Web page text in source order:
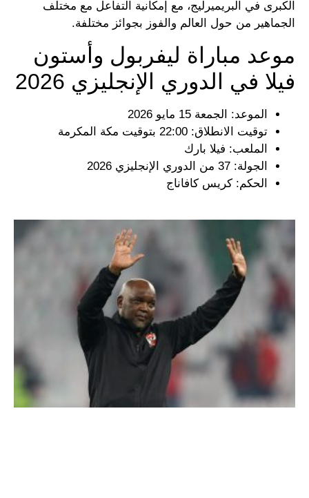
الكبرى في البريميرليج، مع إمكانية التفاعل مع مختلف
الجماهير من حول العالم والفوز بجوائز مختلفة.
موعد مباراة ليفربول وأستون
فيلا في الدوري الإنجليزي 2026
الموعد: الجمعة 15 مايو 2026
توقيت الانطلاق: 22:00 بتوقيت مكة المكرمة
الملعب: فيلا بارك
الجولة: 37 من الدوري الإنجليزي 2026
الحكم: كريس كافاناج